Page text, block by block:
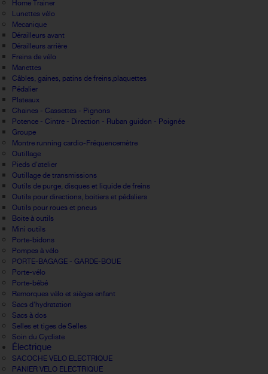
Home Trainer
Lunettes vélo
Mecanique
Dérailleurs avant
Dérailleurs arrière
Freins de vélo
Manettes
Câbles, gaines, patins de freins,plaquettes
Pédalier
Plateaux
Chaines - Cassettes - Pignons
Potence - Cintre - Direction - Ruban guidon - Poignée
Groupe
Montre running cardio-Fréquencemètre
Outillage
Pieds d'atelier
Outillage de transmissions
Outils de purge, disques et liquide de freins
Outils pour directions, boitiers et pédaliers
Outils pour roues et pneus
Boite à outils
Mini outils
Porte-bidons
Pompes à vélo
PORTE-BAGAGE - GARDE-BOUE
Porte-vélo
Porte-bébé
Remorques vélo et sièges enfant
Sacs d'hydratation
Sacs à dos
Selles et tiges de Selles
Soin du Cycliste
Électrique
SACOCHE VELO ELECTRIQUE
PANIER VELO ELECTRIQUE